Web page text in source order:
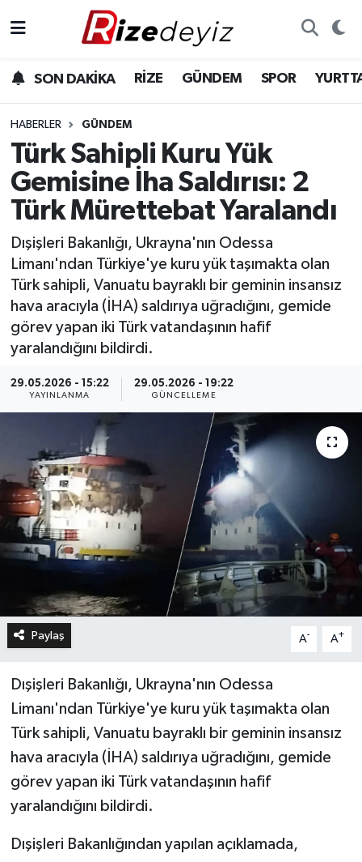
SON DAKİKA RİZE GÜNDEM SPOR
HABERLER GÜNDEM
Türk Sahipli Kuru Yük
Gemisine İha Saldırısı: 2
Türk Mürettebat Yaralandı
Dışişleri Bakanlığı, Ukrayna'nın Odessa
Limanı'ndan Türkiye'ye kuru yük taşımakta olan
Türk sahipli, Vanuatu bayraklı bir geminin insansız
hava aracıyla (İHA) saldırıya uğradığını, gemide
görev yapan iki Türk vatandaşının hafif
yaralandığını bildirdi.
29.05.2026 - 15:22
YAYINLANMA
29.05.2026 - 19:22
GÜNCELLEME
Paylaş A- A+
Dışişleri Bakanlığı, Ukrayna'nın Odessa
Limanı'ndan Türkiye'ye kuru yük taşımakta olan
Türk sahipli, Vanuatu bayraklı bir geminin insansız
hava aracıyla (İHA) saldırıya uğradığını, gemide
görev yapan iki Türk vatandaşının hafif
yaralandığını bildirdi.
Dışişleri Bakanlığından yapılan açıklamada,
Gündem
Yurttan Haberler
Ekonomi
Sağlık
Rize Hava Durumu
Rize Trafik Yoğunluk Haritası
Süper Lig Puan Durumu ve Fikstür
Son Dakika Haberleri
Haber Arşivi